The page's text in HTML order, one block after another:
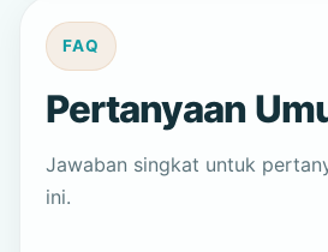
FAQ
Pertanyaan
Jawaban singkat untuk
ini.